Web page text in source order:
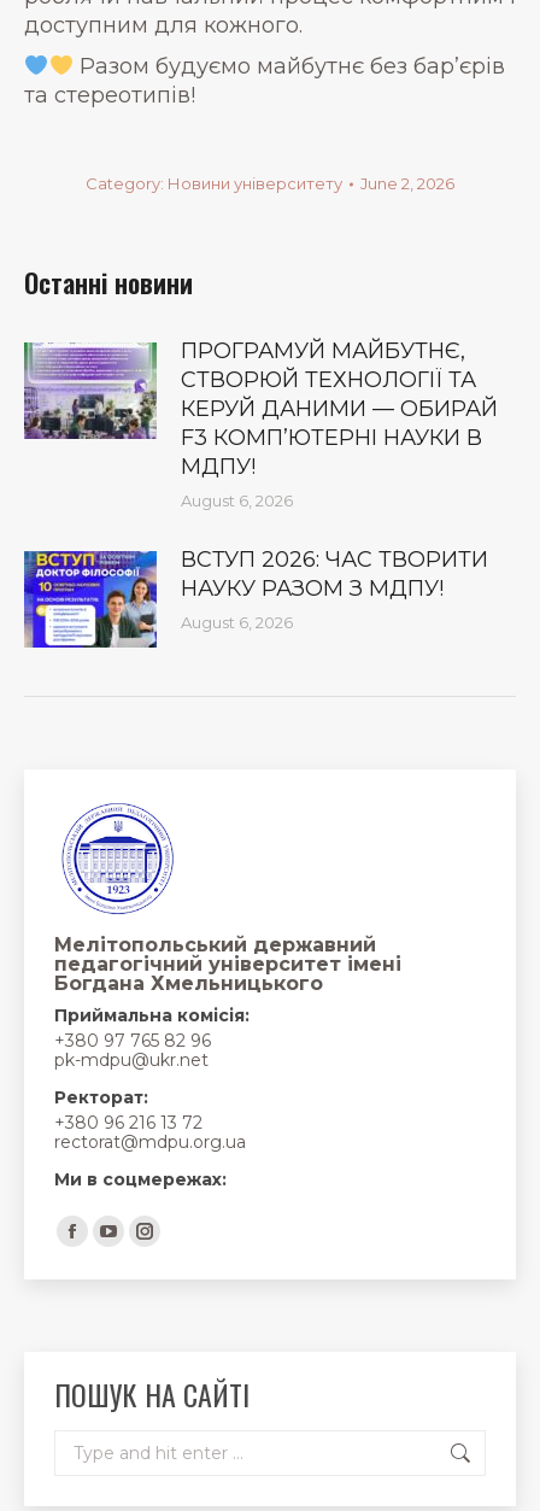
доступним для кожного.
Разом будуємо майбутнє без бар’єрів
та стереотипів!
Category: Новини університету June 2, 2026
Останні новини
ПРОГРАМУЙ МАЙБУТНЄ,
СТВОРЮЙ ТЕХНОЛОГІЇ ТА
КЕРУЙ ДАНИМИ — ОБИРАЙ
F3 КОМП’ЮТЕРНІ НАУКИ В
МДПУ!
August 6, 2026
ВСТУП 2026: ЧАС ТВОРИТИ
НАУКУ РАЗОМ З МДПУ!
August 6, 2026
Мелітопольський державний
педагогічний університет імені
Богдана Хмельницького
Приймальна комісія:
+380 97 765 82 96
pk-mdpu@ukr.net
Ректорат:
+380 96 216 13 72
rectorat@mdpu.org.ua
Ми в соцмережах:
Find us on:
Facebook
page
window
YouTube
page
window
Instagram
page
window
ПОШУК НА САЙТІ